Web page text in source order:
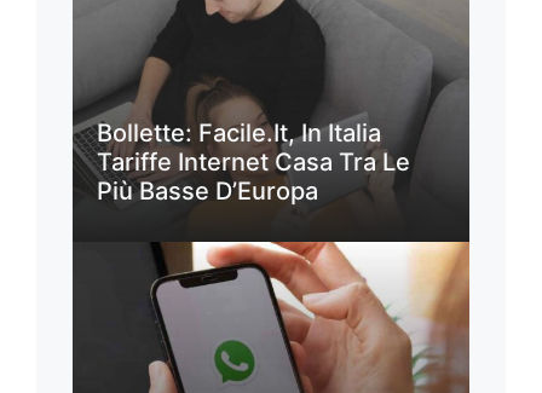
Bollette: Facile.it, In Italia
Tariffe Internet Casa Tra Le
Più Basse D’Europa